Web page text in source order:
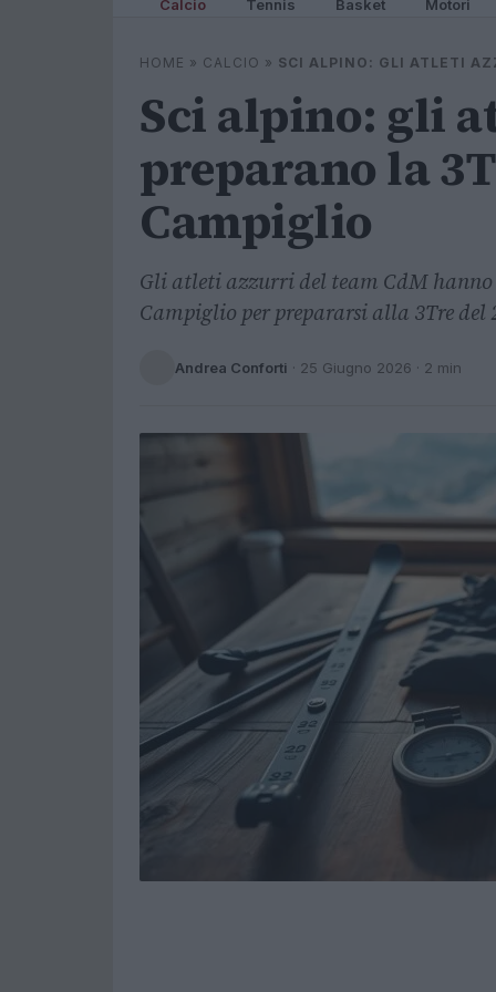
Calcio Tennis Basket Motori
HOME » CALCIO » SCI ALPINO: GLI ATLETI
Sci alpino: gli
preparano la
Campiglio
Gli atleti azzurri del team CdM
Campiglio per prepararsi alla 3Tre del
Andrea Conforti · 25 Giugno 2026 · 2 min